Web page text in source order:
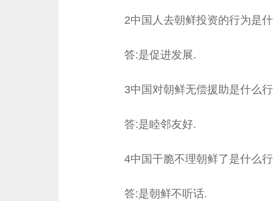
2中国人去朝鲜投资的行为是
答:是促进发展.
3中国对朝鲜无偿援助是什么
答:是睦邻友好.
4中国干脆不理朝鲜了是什么
答:是朝鲜不听话.